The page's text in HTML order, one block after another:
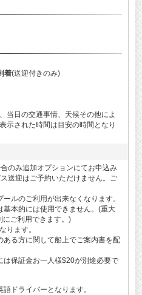
着(送迎付きのみ)
当日の交通事情、天候その他によ
示された時間は目安の時間となり
のみ追加オプションにてお申込み
送迎はご予約いただけません。ご
ルのご利用が出来なくなります。
本的には使用できません。(重大
にご利用できます。)
ります。
る方に関して船上でご案内書を配
保証金お一人様$20が別途必要で
ドライバーとなります。